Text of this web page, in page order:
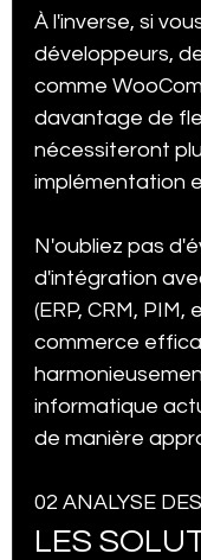
À l'inverse, si
développeurs,
comme
davantage de
nécessiteront
implémentation
N'oubliez pas
d'intégration
(ERP, CRM, PIM,
commerce
informatique
de manière
02 ANALYSE
LES